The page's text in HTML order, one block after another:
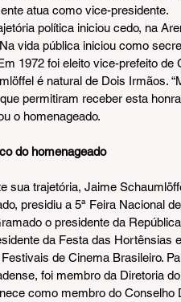
atua como vice-presidente.
política iniciou cedo, na
vida pública iniciou como
1972 foi eleito vice-prefeito
é natural de Dois Irmãos.
permitiram receber esta
o homenageado.
do homenageado
sua trajetória, Jaime
presidiu a 5ª Feira Nacional
o presidente da
da Festa das Hortênsias
de Cinema Brasileiro.
foi membro da Diretoria
como membro do Conselho